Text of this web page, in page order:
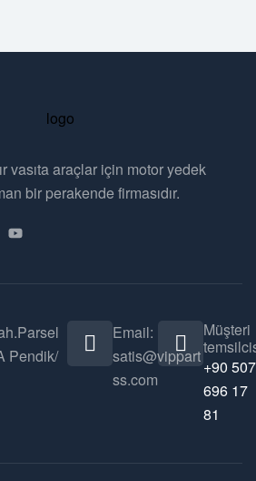
vasıta araçlar için motor yedek
bir perakende firmasıdır.
Pendik/
Email:
satis@vippart
ss.com
Müşteri
+90 507
696 17
81